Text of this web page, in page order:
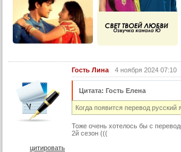
26 серия (суб)
27 серия (суб)
28 серия (суб)
31 серия (суб)
32 серия (суб)
Гость Лина 4 ноября 2024 07:10
Цитата: Гость Елена
Когда появится перевод русский
Тоже очень хотелось бы с
2й сезон (((
цитировать